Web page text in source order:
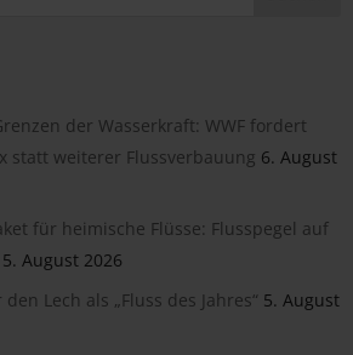
der Wasserkraft: WWF fordert
statt weiterer Flussverbauung 6. August
für heimische Flüsse: Flusspegel auf
5. August 2026
Lech als „Fluss des Jahres“ 5. August